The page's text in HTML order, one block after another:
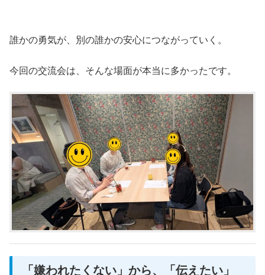
誰かの勇気が、別の誰かの安心につながっていく。
今回の交流会は、そんな場面が本当に多かったです。
「嫌われたくない」から、「伝えたい」